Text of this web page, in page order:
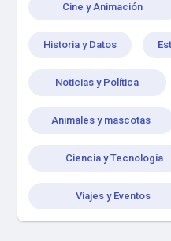
Cine y Animación
Historia y Datos
Noticias y Política
Animales y mascotas
Ciencia y Tecnología
Viajes y Eventos